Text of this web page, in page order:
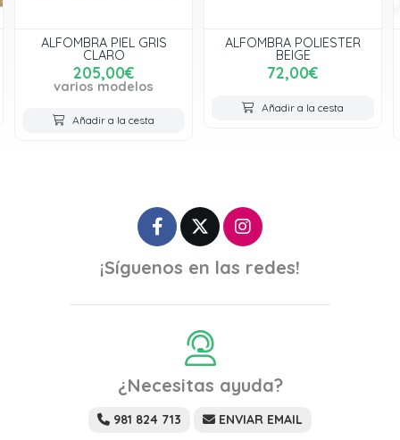
ALFOMBRA PIEL GRIS
CLARO
205,00€
varios modelos
Añadir a la cesta
ALFOMBRA POLIESTER
BEIGE
72,00€
Añadir a la cesta
¡Síguenos en las redes!
¿Necesitas ayuda?
981 824 713 ENVIAR EMAIL